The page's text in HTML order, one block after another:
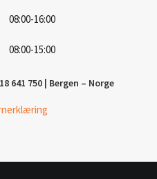
16:00
15:00
641 750 | Bergen – Norge